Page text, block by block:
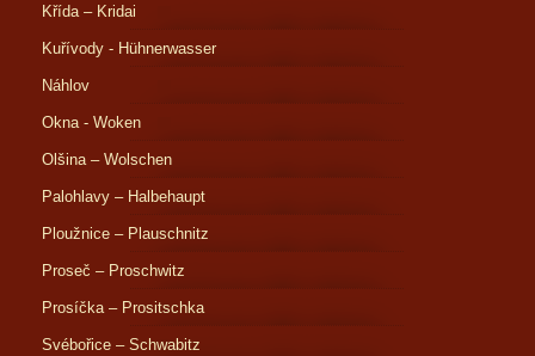
Křída – Kridai
Kuřívody - Hühnerwasser
Náhlov
Okna - Woken
Olšina – Wolschen
Palohlavy – Halbehaupt
Ploužnice – Plauschnitz
Proseč – Proschwitz
Prosíčka – Prositschka
Svébořice – Schwabitz